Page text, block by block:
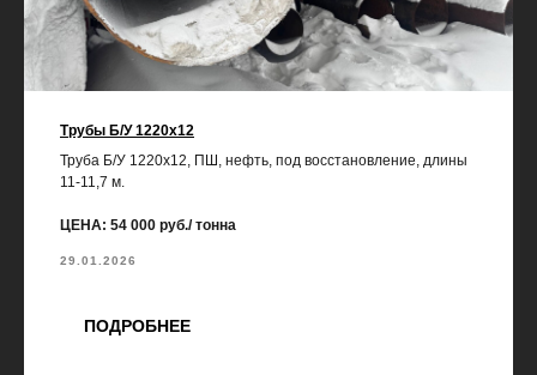
Трубы Б/У 1220х12
Труба Б/У 1220х12, ПШ, нефть, под восстановление, длины
11-11,7 м.
ЦЕНА: 54 000 руб./ тонна
29.01.2026
ПОДРОБНЕЕ